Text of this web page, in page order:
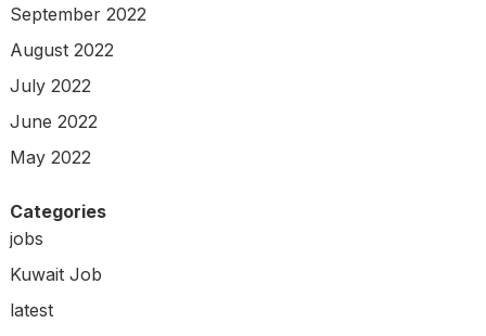
September 2022
August 2022
July 2022
June 2022
May 2022
Categories
jobs
Kuwait Job
latest